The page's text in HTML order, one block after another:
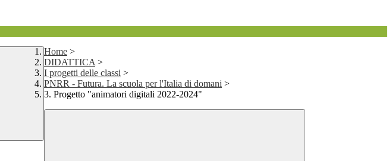
Home >
DIDATTICA >
I progetti delle classi >
PNRR - Futura. La scuola per l'Italia di domani >
3. Progetto "animatori digitali 2022-2024"